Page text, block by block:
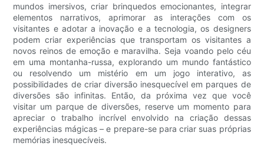
mundos imersivos, criar brinquedos emocionantes, integrar
elementos narrativos, aprimorar as interações com os
visitantes e adotar a inovação e a tecnologia, os designers
podem criar experiências que transportam os visitantes a
novos reinos de emoção e maravilha. Seja voando pelo céu
em uma montanha-russa, explorando um mundo fantástico
ou resolvendo um mistério em um jogo interativo, as
possibilidades de criar diversão inesquecível em parques de
diversões são infinitas. Então, da próxima vez que você
visitar um parque de diversões, reserve um momento para
apreciar o trabalho incrível envolvido na criação dessas
experiências mágicas – e prepare-se para criar suas próprias
memórias inesquecíveis.